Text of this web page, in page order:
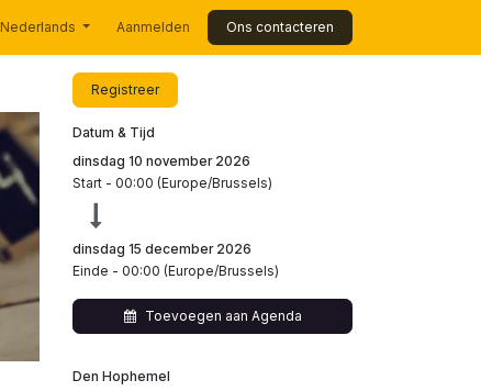
Nederlands Aanmelden Ons contacteren
Registreer
Datum & Tijd
dinsdag 10 november 2026
Start - 00:00 (Europe/Brussels)
dinsdag 15 december 2026
Einde - 00:00 (Europe/Brussels)
Toevoegen aan Agenda
Den Hophemel